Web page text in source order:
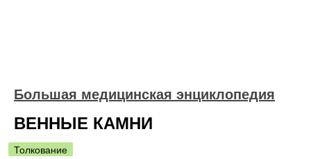
Большая медицинская энциклопедия
ВЕННЫЕ КАМНИ
Толкование